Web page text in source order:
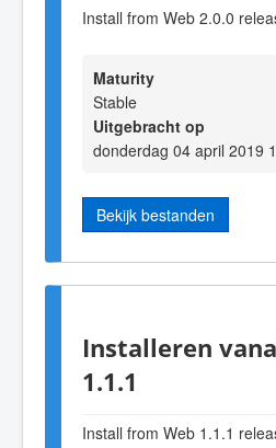
Install from Web 2.0.0
Maturity
Stable
Uitgebracht op
donderdag 04 april 2019
Bekijk bestanden
Installeren
1.1.1
Install from Web 1.1.1